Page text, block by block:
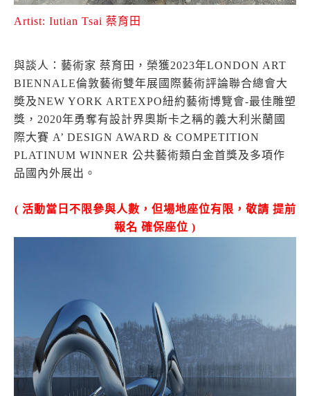
Artist: Iutian Tsai 蔡育田
與談人：藝術家 蔡育田，榮獲2023年LONDON ART
BIENNALE倫敦藝術雙年展國際藝術評論聯合總會大
奬及NEW YORK ARTEXPO紐約藝術博覽會-最佳雕塑
獎，2020年勇奪有設計界奧斯卡之稱的義大利米蘭國
際大賽 A’ DESIGN AWARD & COMPETITION
PLATINUM WINNER 公共藝術類白金首獎及多項作
品國內外展出。
( 活動當日不限參與人數，但場地座位有限，敬請 提前
報名 確保座位 )